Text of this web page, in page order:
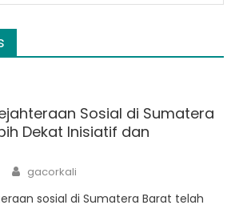
Sosial di Sumatera
Dekat Inisiatif dan
Author
gacorkali
sosial di Sumatera Barat telah